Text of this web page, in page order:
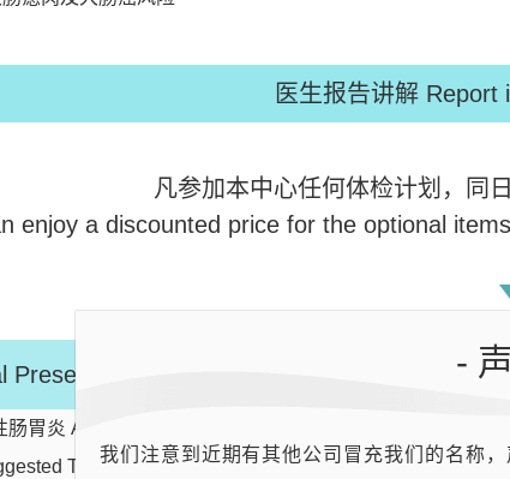
医生报告讲解
凡参加本中心任何体检计划，同
enjoy a discounted price for the optional
Presentation
肠胃炎 Acute diarrhoea /gastroenteritis
Test : MSX GI Panel（23 pathogen targets）
-
我们注意到近期有其他公司冒充我们的名称